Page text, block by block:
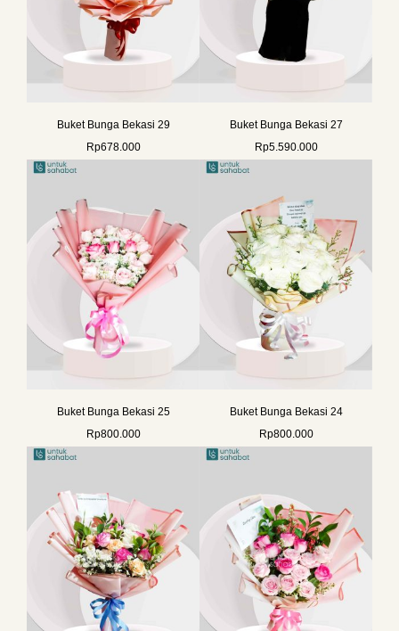
Buket Bunga Bekasi 29
Rp678.000
Buket Bunga Bekasi 27
Rp5.590.000
Buket Bunga Bekasi 25
Rp800.000
Buket Bunga Bekasi 24
Rp800.000